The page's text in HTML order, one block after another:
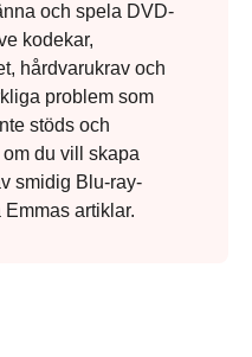
och spela DVD-
kodekar,
hårdvarukrav och
problem som
stöds och
du vill skapa
smidig Blu-ray-
artiklar.